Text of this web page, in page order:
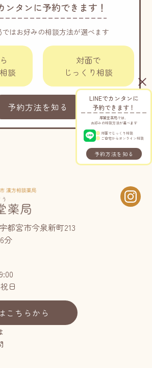
LINEでカンタンに
予約できます！
厚麗堂薬局では、
お好みの相談方法が選べます
対面でじっくり相談
ご自宅からオンライン相談
予約方法を知る
ンタンに予約できます！
はお好みの相談方法が選べます
談
対面で
じっくり相談
予約方法を知る
都宮市今泉新町213
分
日
こちらから